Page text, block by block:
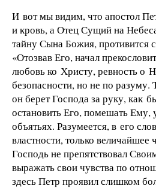
И вот мы видим, что апостол
и кровь, а Отец Сущий на
тайну Сына Божия, противится
«Отозвав Его, начал
любовь ко Христу, ревность о
безопасности, но не по разуму.
он берет Господа за руку, как
остановить Его, помешать Ему,
объятьях. Разумеется, в его
властности, только величайшее
Господь не препятствовал
выражать свои чувства по
здесь Петр проявил слишком